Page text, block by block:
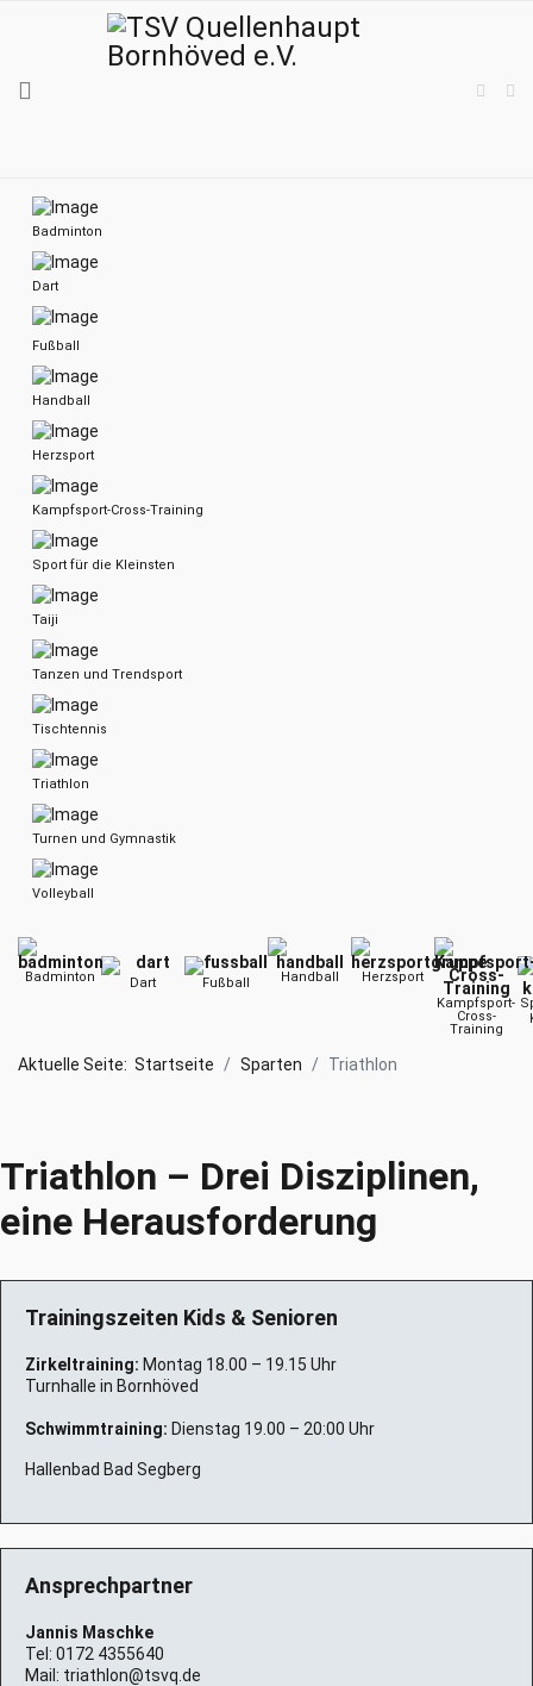
Badminton
Dart
Fußball
Handball
Herzsport
Kampfsport-Cross-Training
Sport für die Kleinsten
Taiji
Tanzen und Trendsport
Tischtennis
Triathlon
Turnen und Gymnastik
Volleyball
Badminton Dart Fußball Handball
Herzsport
Kampfsport-
Cross-
Training
Aktuelle Seite: Startseite Sparten Triathlon
Triathlon – Drei Disziplinen,
eine Herausforderung
Trainingszeiten Kids & Senioren
Zirkeltraining: Montag 18.00 – 19.15 Uhr
Turnhalle in Bornhöved
Schwimmtraining: Dienstag 19.00 – 20:00 Uhr
Hallenbad Bad Segberg
Ansprechpartner
Jannis Maschke
Tel: 0172 4355640
Mail: triathlon@tsvq.de